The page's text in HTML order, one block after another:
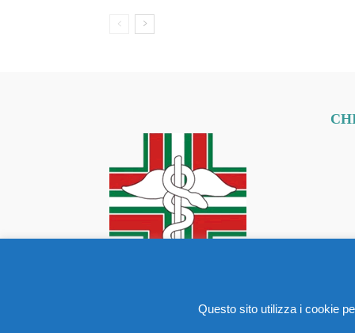
Questo sito utilizza i cookie